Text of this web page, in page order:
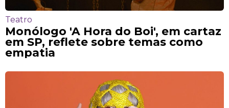
Teatro
Monólogo 'A Hora do Boi', em cartaz
em SP, reflete sobre temas como
empatia